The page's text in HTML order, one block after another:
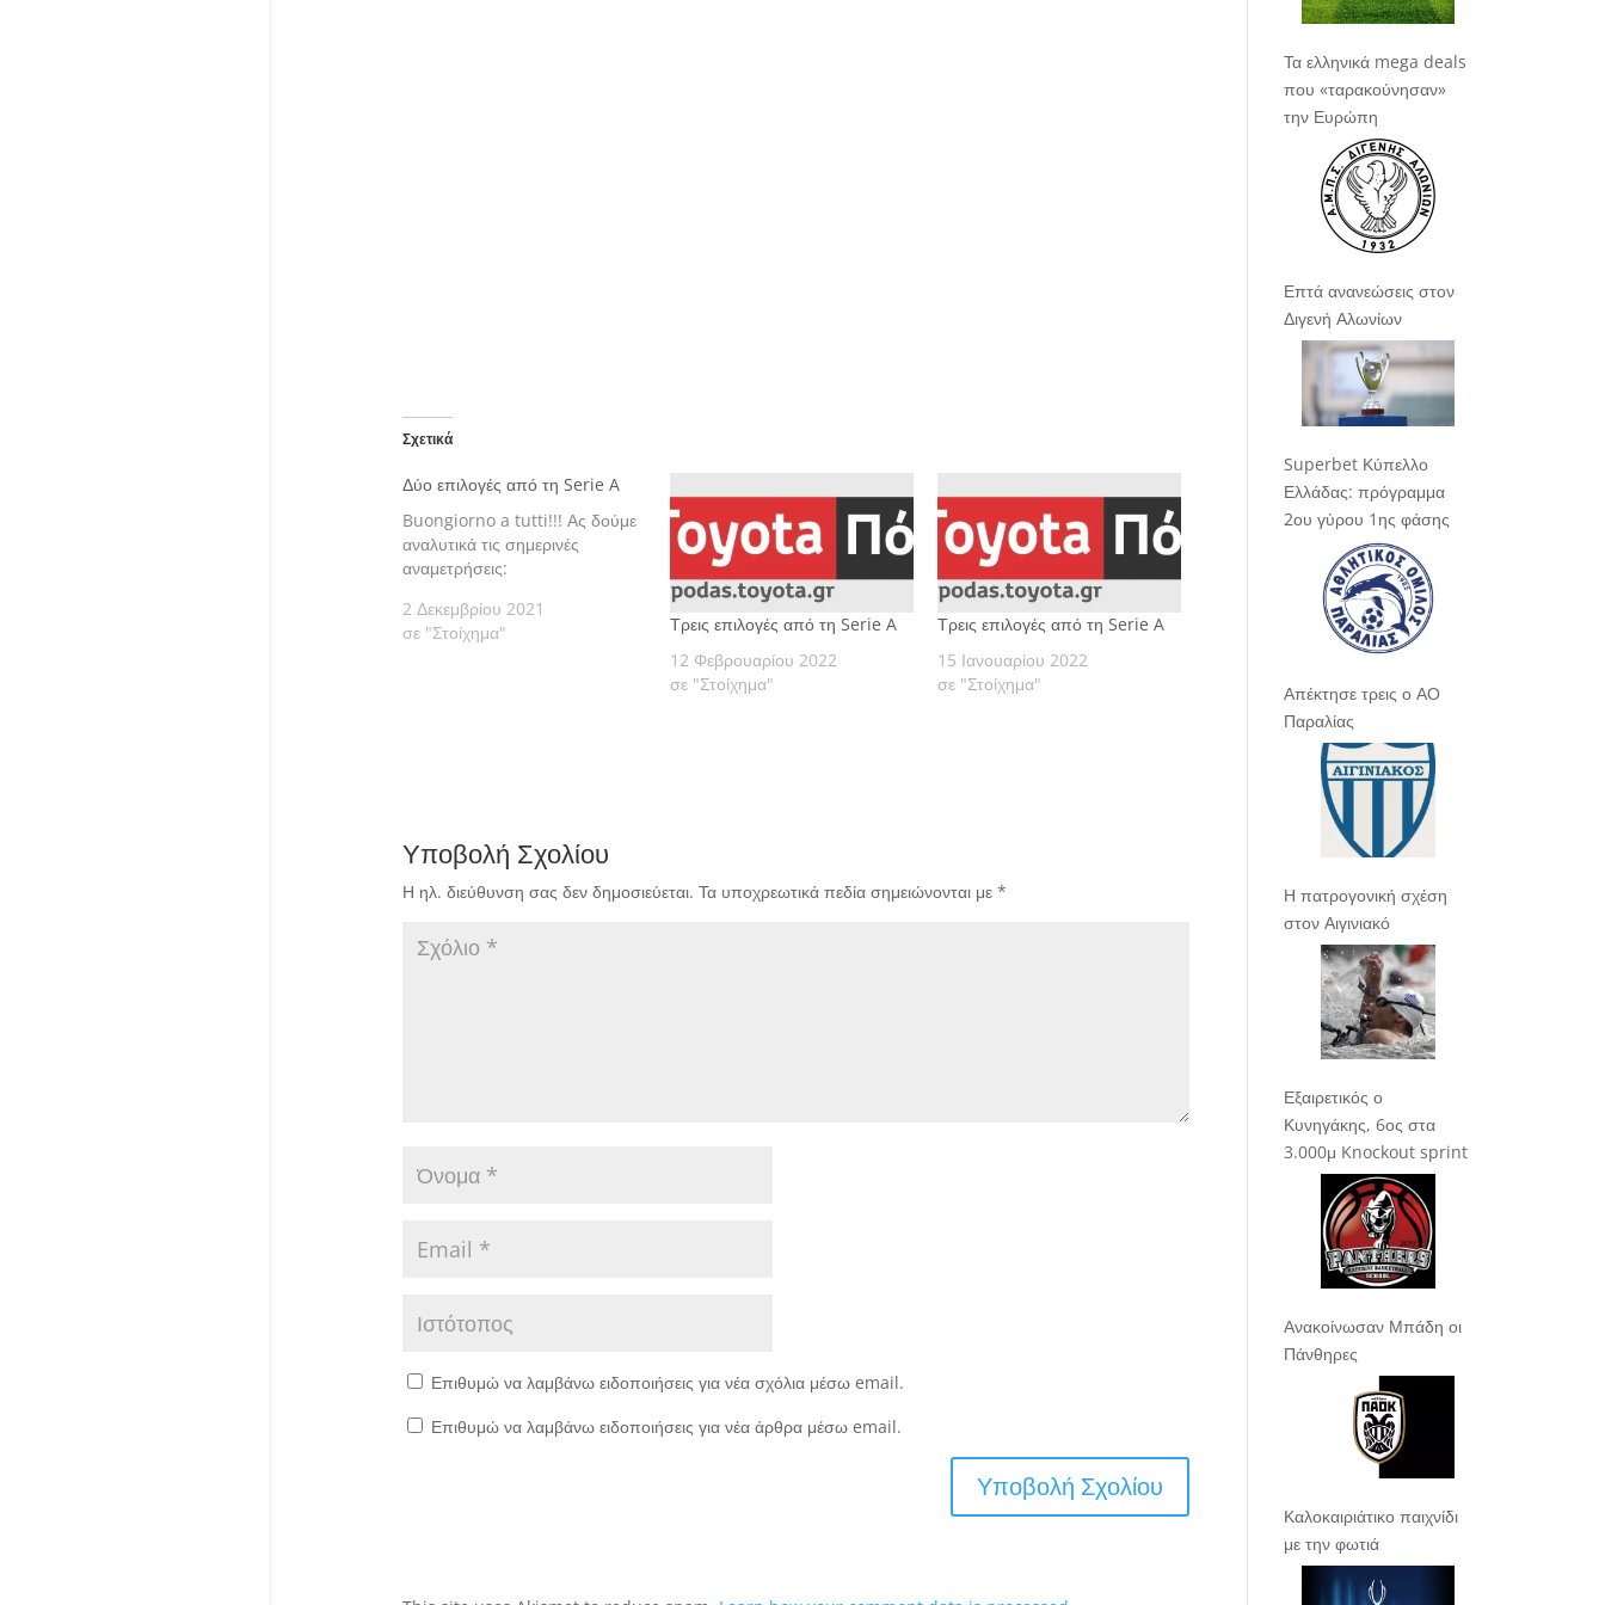
Σχετικά
Δύο επιλογές από τη Serie A
Buongiorno a tutti!!! Ας δούμε
αναλυτικά τις σημερινές
αναμετρήσεις:
2 Δεκεμβρίου 2021
σε "Στοίχημα"
Τρεις επιλογές από τη Serie A
12 Φεβρουαρίου 2022
σε "Στοίχημα"
Τρεις επιλογές από τη Serie A
15 Ιανουαρίου 2022
σε "Στοίχημα"
Υποβολή Σχολίου
Η ηλ. διεύθυνση σας δεν δημοσιεύεται. Τα υποχρεωτικά πεδία σημειώνονται με *
Επιθυμώ να λαμβάνω ειδοποιήσεις για νέα σχόλια μέσω email.
Επιθυμώ να λαμβάνω ειδοποιήσεις για νέα άρθρα μέσω email.
Τα ελληνικά mega deals
που «ταρακούνησαν»
την Ευρώπη
Επτά ανανεώσεις στον
Διγενή Αλωνίων
Superbet Κύπελλο
Ελλάδας: πρόγραμμα
2ου γύρου 1ης φάσης
Απέκτησε τρεις ο ΑΟ
Παραλίας
Η πατρογονική σχέση
στον Αιγινιακό
Εξαιρετικός ο
Κυνηγάκης, 6ος στα
3.000μ Knockout sprint
Ανακοίνωσαν Μπάδη οι
Πάνθηρες
Καλοκαιριάτικο παιχνίδι
με την φωτιά